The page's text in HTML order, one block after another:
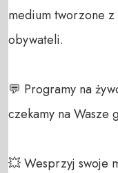
medium tworzone
obywateli.
💬 Programy na
czekamy na Wasze
💥 Wesprzyj swoje